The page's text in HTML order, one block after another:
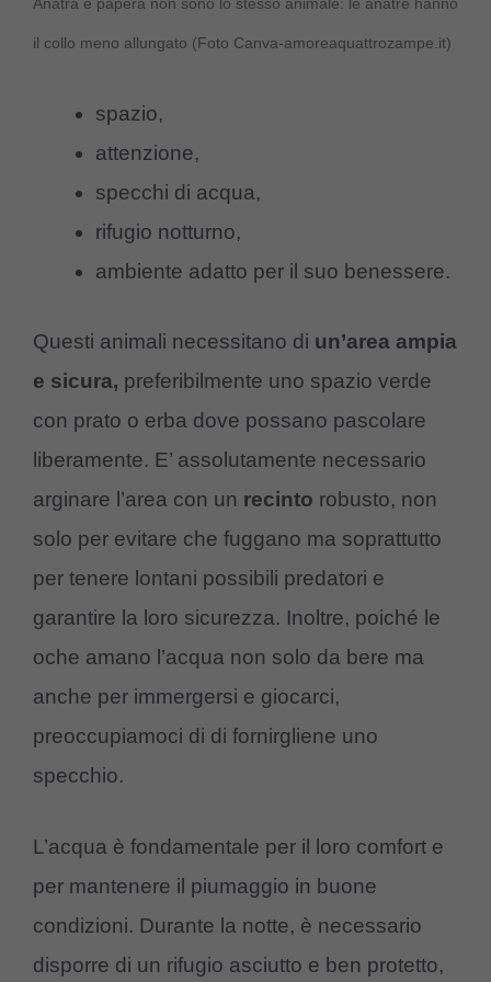
Anatra e papera non sono lo stesso animale: le anatre hanno
il collo meno allungato (Foto Canva-amoreaquattrozampe.it)
spazio,
attenzione,
specchi di acqua,
rifugio notturno,
ambiente adatto per il suo benessere.
Questi animali necessitano di un’area ampia
e sicura, preferibilmente uno spazio verde
con prato o erba dove possano pascolare
liberamente. E’ assolutamente necessario
arginare l’area con un recinto robusto, non
solo per evitare che fuggano ma soprattutto
per tenere lontani possibili predatori e
garantire la loro sicurezza. Inoltre, poiché le
oche amano l’acqua non solo da bere ma
anche per immergersi e giocarci,
preoccupiamoci di di fornirgliene uno
specchio.
L’acqua è fondamentale per il loro comfort e
per mantenere il piumaggio in buone
condizioni. Durante la notte, è necessario
disporre di un rifugio asciutto e ben protetto,